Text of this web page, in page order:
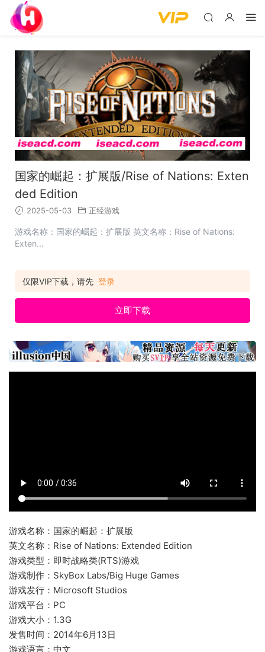
国家的崛起：扩展版/Rise of Nations: Exten
ded Edition
2025-05-03 正经游戏
游戏名称：国家的崛起：扩展版 英文名称：Rise of Nations:
Exten...
仅限VIP下载，请先 登录
立即下载
游戏名称：国家的崛起：扩展版
英文名称：Rise of Nations: Extended Edition
游戏类型：即时战略类(RTS)游戏
游戏制作：SkyBox Labs/Big Huge Games
游戏发行：Microsoft Studios
游戏平台：PC
游戏大小：1.3G
发售时间：2014年6月13日
游戏语言：中文